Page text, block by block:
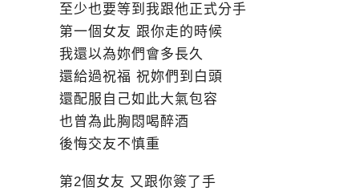
至少也要等到我跟他正式分手
第一個女友 跟你走的時候
我還以為妳們會多長久
還給過祝福 祝妳們到白頭
還配服自己如此大氣包容
也曾為此胸悶喝醉酒
後悔交友不慎重
第2個女友 又跟你簽了手